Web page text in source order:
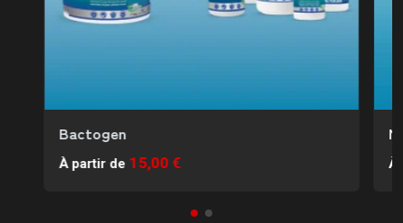
Bactogen
À partir de 15,00 € À